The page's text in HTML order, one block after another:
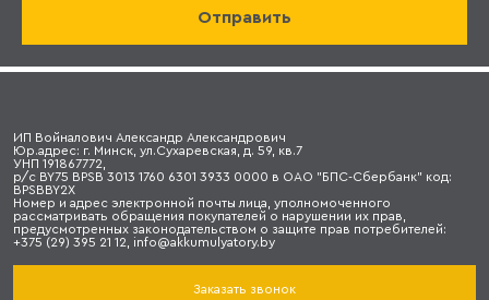
ИП Войналович Александр Александрович
Юр.адрес: г. Минск, ул.Сухаревская, д. 59, кв.7
УНП 191867772,
р/с BY75 BPSB 3013 1760 6301 3933 0000 в ОАО "БПС-Сбербанк" код:
BPSBBY2X
Номер и адрес электронной почты лица, уполномоченного
рассматривать обращения покупателей о нарушении их прав,
предусмотренных законодательством о защите прав потребителей:
+375 (29) 395 21 12, info@akkumulyatory.by
Заказать звонок